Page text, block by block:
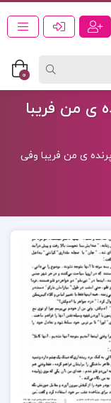
0
ی من فریبا
ی من فریبا وفی